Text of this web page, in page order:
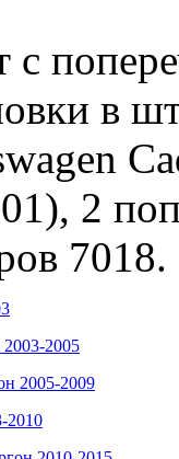
с
в
2
7018.
2005
2005-2009
2010